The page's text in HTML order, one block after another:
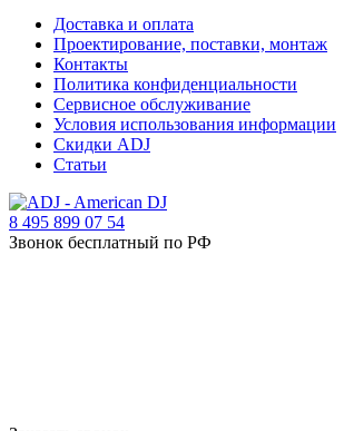
Доставка и оплата
Проектирование, поставки, монтаж
Контакты
Политика конфиденциальности
Сервисное обслуживание
Условия использования информации
Скидки ADJ
Статьи
8 495 899 07 54
Звонок бесплатный по РФ